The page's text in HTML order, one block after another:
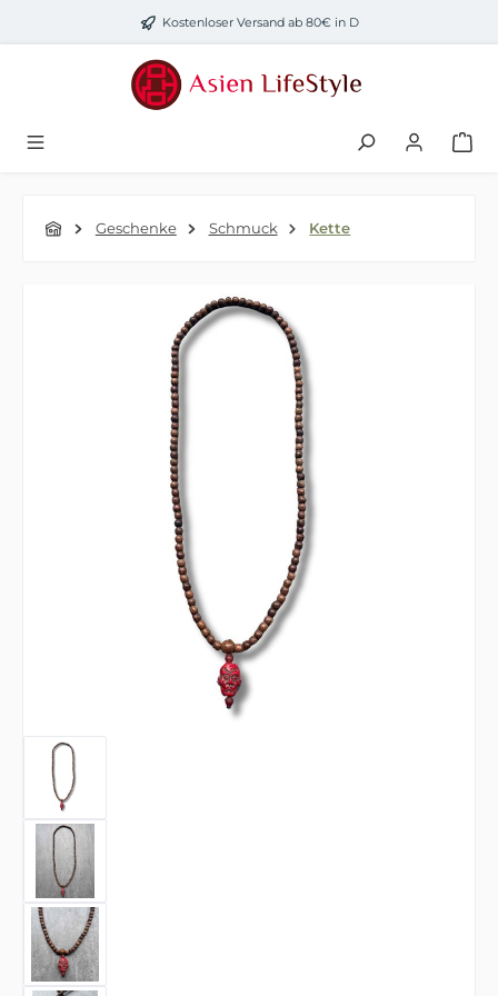
Zum Hauptinhalt springenKostenloser Versand ab 80€ in D
Geschenke Schmuck Kette
Bildergalerie überspringen